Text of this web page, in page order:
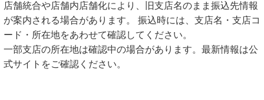
店舗統合や店舗内店舗化により、旧支店名のまま振込先情報
が案内される場合があります。 振込時には、支店名・支店コ
ード・所在地をあわせて確認してください。
一部支店の所在地は確認中の場合があります。最新情報は公
式サイトをご確認ください。